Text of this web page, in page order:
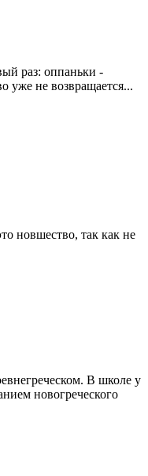
раз: оппаньки -
уже не возвращается...
новшество, так как не
В школе у
новогреческого